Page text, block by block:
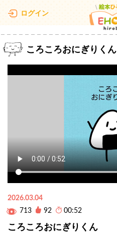
ログイン
ころころおにぎりくん
2026.03.04
713
92 00:52
ころころおにぎりくん